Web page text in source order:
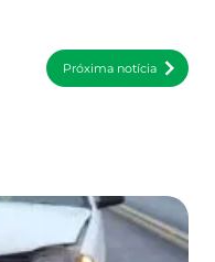
Próxima notícia